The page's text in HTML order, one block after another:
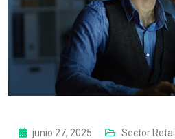
junio 27, 2025 Sector Retail